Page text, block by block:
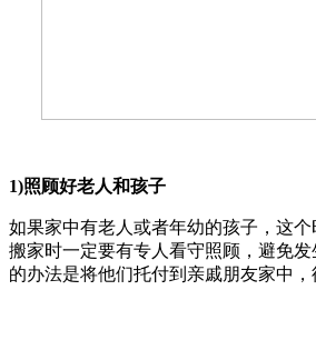
1)照顾好老人和孩子
如果家中有老人或者年幼的孩子，这个
搬家时一定要有专人看守照顾，避免
的办法是将他们托付到亲戚朋友家中，